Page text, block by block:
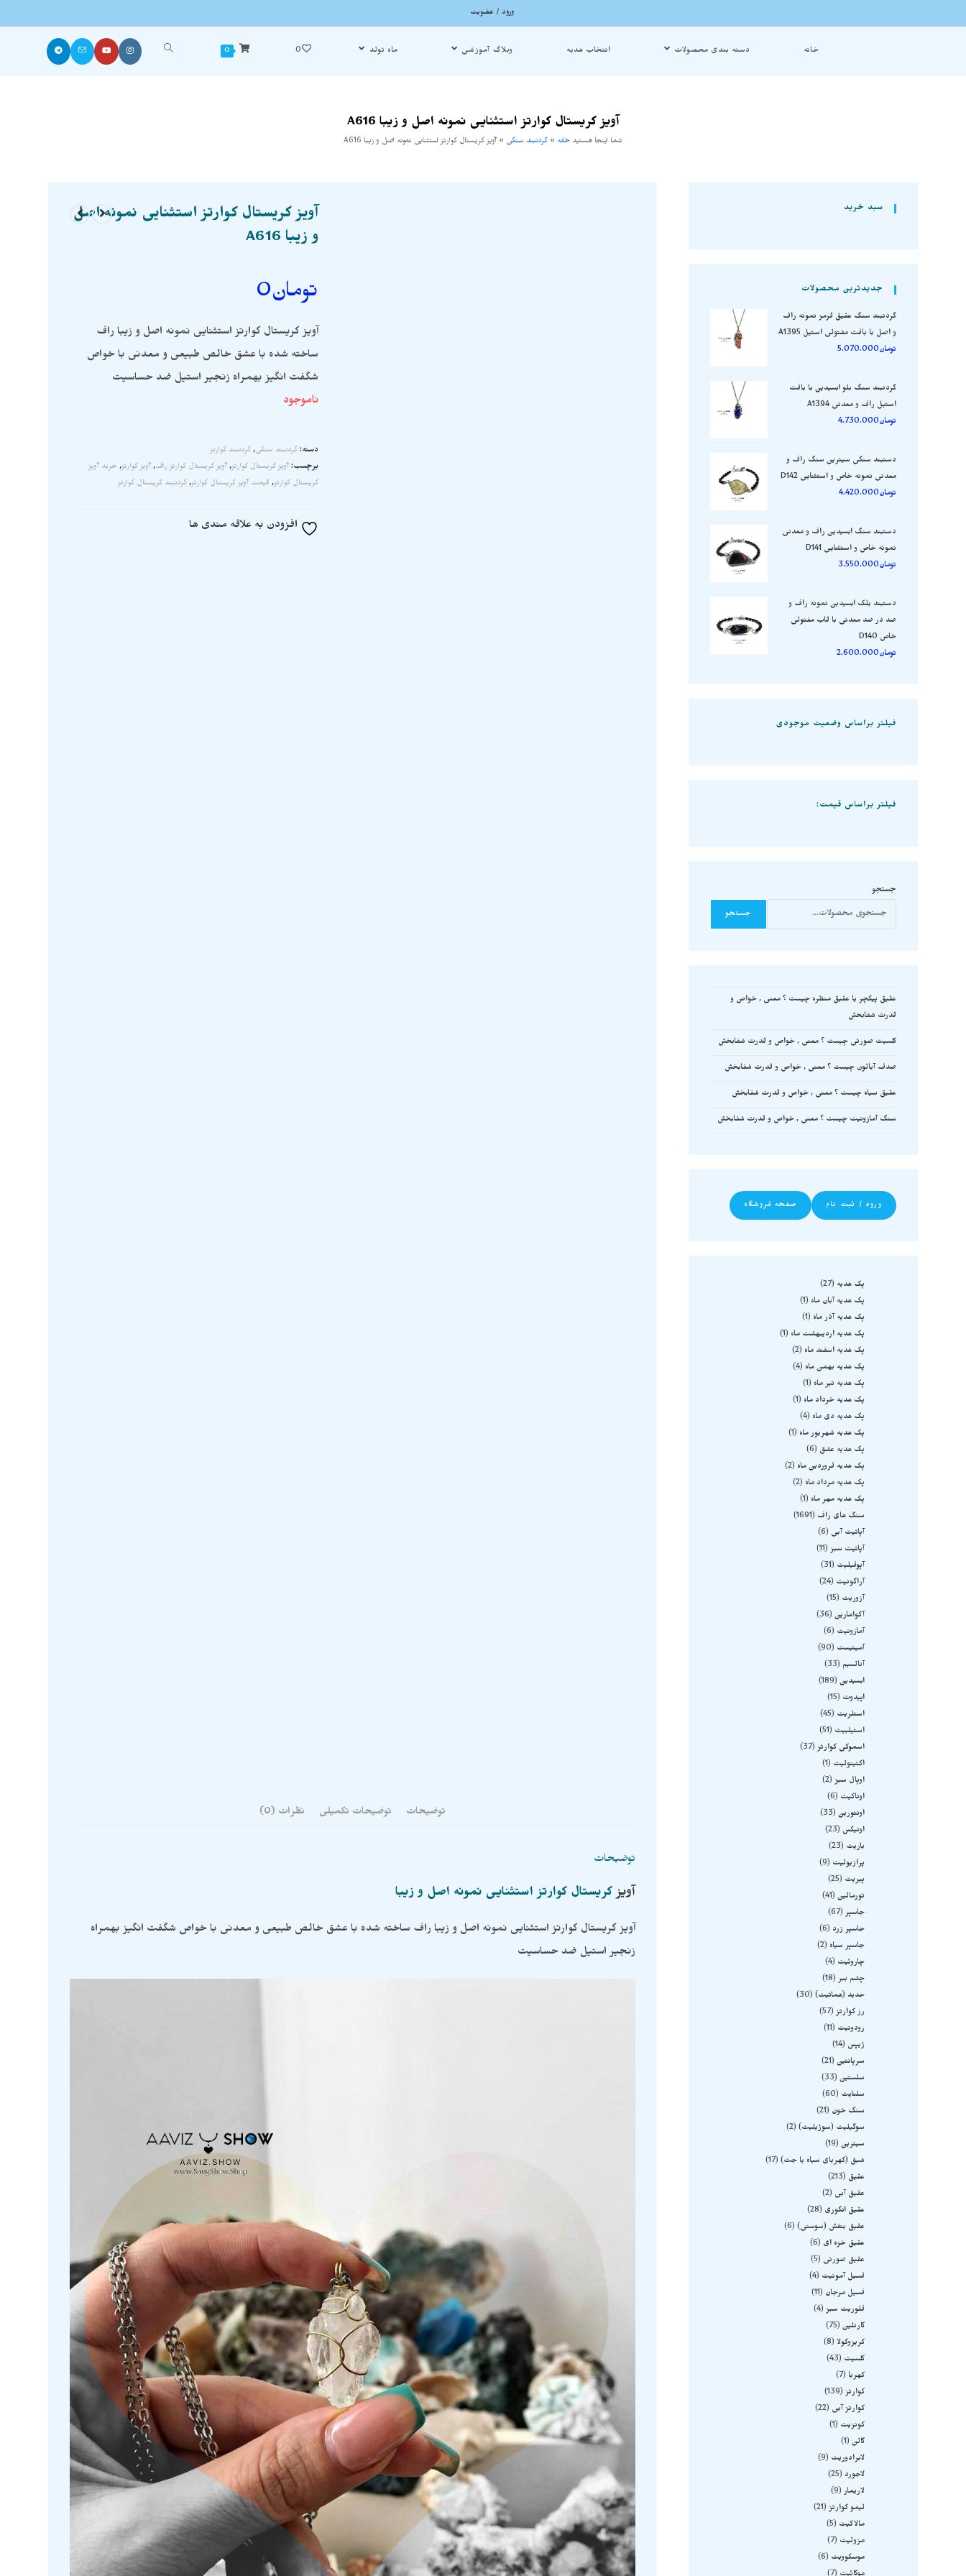
ورود / عضویت
خانه دسته بندی محصولات انتخاب هدیه وبلاگ آموزشی ماه تولد 0
0
آویز کریستال کوارتز استثنایی نمونه اصل و زیبا A616
شما اینجا هستید خانه » گردنبند سنگی » آویز کریستال کوارتز استثنایی نمونه اصل و زیبا A616
آویز کریستال کوارتز استثنایی نمونه اصل
و زیبا A616
تومان0
آویز کریستال کوارتز استثنایی نمونه اصل و زیبا راف
ساخته شده با عشق خالص طبیعی و معدنی با خواص
شگفت انگیز بهمراه زنجیر استیل ضد حساسیت
ناموجود
دسته: گردنبند سنگی, گردنبند کوارتز
برچسب: آویز کریستال کوارتز, آویز کریستال کوارتز راف, آویز کوارتز, خرید آویز
کریستال کوارتز, قیمت آویز کریستال کوارتز, گردنبند کریستال کوارتز
افزودن به علاقه مندی ها
توضیحات توضیحات تکمیلی نظرات (0)
توضیحات
آویز کریستال کوارتز استثنایی نمونه اصل و زیبا
آویز کریستال کوارتز استثنایی نمونه اصل و زیبا راف ساخته شده با عشق خالص طبیعی و معدنی با خواص شگفت انگیز بهمراه
زنجیر استیل ضد حساسیت
سبد خرید
جدیدترین محصولات
گردنبند سنگ عقیق قرمز نمونه راف
و اصل با بافت مفتولی استیل A1395
تومان5.070.000
گردنبند سنگ بلو ابسیدین با بافت
استیل راف و معدنی A1394
تومان4.730.000
دستبند سنگی سیترین سنگ راف و
معدنی نمونه خاص و استثنایی D142
تومان4.420.000
دستبند سنگ ابسیدین راف و معدنی
نمونه خاص و استثنایی D141
تومان3.550.000
دستبند بلک ابسیدین نمونه راف و
صد در صد معدنی با قاب مفتولی
خاص D140
تومان2.600.000
فیلتر براساس وضعیت موجودی
فیلتر براساس قیمت:
جستجو
جستجو
عقیق پیکچر یا عقیق منظره چیست ؟ معنی , خواص و
قدرت شفابخش
کلسیت صورتی چیست ؟ معنی , خواص و قدرت شفابخش
صدف آبالون چیست ؟ معنی , خواص و قدرت شفابخش
عقیق سیاه چیست ؟ معنی , خواص و قدرت شفابخش
سنگ آمازونیت چیست ؟ معنی , خواص و قدرت شفابخش
ورود / ثبت نام صفحه فروشگاه
پک هدیه
27
پک هدیه آبان ماه
1
پک هدیه آذر ماه
1
پک هدیه اردیبهشت ماه
1
پک هدیه اسفند ماه
2
پک هدیه بهمن ماه
4
پک هدیه تیر ماه
1
پک هدیه خرداد ماه
1
پک هدیه دی ماه
4
پک هدیه شهریور ماه
1
پک هدیه عشق
6
پک هدیه فروردین ماه
2
پک هدیه مرداد ماه
2
پک هدیه مهر ماه
1
سنگ های راف
1691
آپاتیت آبی
6
آپاتیت سبز 11
آپوفیلیت
31
آراگونیت
24
آزوریت
15
آکوامارین 36
آمازونیت
6
آمیتیست
90
آنالسیم
33
ابسیدین 189
اپیدوت
15
استلریت
45
استیلبیت
51
اسموکی کوارتز 37
اکتینولیت
1
اوپال سبز 2
اوناکیت
6
اونتورین 33
اونیکس
23
باریت
23
پرازیولیت
9
پیریت
25
تورمالین 41
جاسپر 67
جاسپر زرد
6
جاسپر سیاه
2
چاروئیت
4
چشم ببر 18
حدید (هماتیت) 30
رز کوارتز 57
رودونیت
11
ژیپس
14
سرپانتین 21
سلستین 33
سلنایت
60
سنگ خون
21
سوگیلیت (سوژیلیت) 2
سیترین 19
شبق (کهربای سیاه یا جت) 17
عقیق
213
عقیق آبی
2
عقیق انگوری
28
عقیق بنفش (سوسنی) 6
عقیق خزه ای
6
عقیق صورتی
5
فسیل آمونیت
4
فسیل مرجان
11
فلوریت سبز 4
کارنلین 75
کریزوکولا 8
کلسیت
43
کهربا
7
کوارتز 139
کوارتز آبی
22
کونزیت
1
گالن 1
لابرادوریت
9
لاجورد
25
لاریمار 9
لیمو کوارتز 21
مالاکیت
5
مزولیت
7
موسکوویت
6